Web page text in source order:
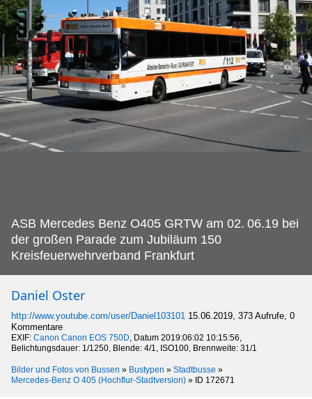
ASB Mercedes Benz O405 GRTW am 02. 06.19 bei
der großen Parade zum Jubiläum 150
Kreisfeuerwehrverband Frankfurt
Daniel Oster
http://www.youtube.com/user/Daniel103101 15.06.2019, 373 Aufrufe, 0
Kommentare
EXIF: Canon Canon EOS 750D, Datum 2019:06:02 10:15:56,
Belichtungsdauer: 1/1250, Blende: 4/1, ISO100, Brennweite: 31/1
Bilder und Fotos von Bussen » Bustypen » Stadtbusse »
Mercedes-Benz O 405 (Hochflur-Stadtversion) » ID 172671